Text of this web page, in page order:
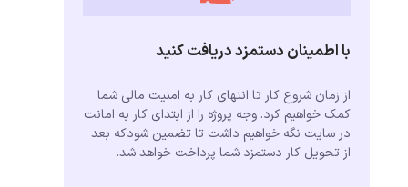
با اطمینان دستمزد دریافت کنید
از زمان شروع کار تا انتهای کار به امنیت مالی شما
کمک خواهیم کرد. وجه پروژه را از ابتدای کار به امانت
در سایت نگه خواهیم داشت تا تضمین شودکه بعد
از تحویل کار دستمزد شما پرداخت خواهد شد.